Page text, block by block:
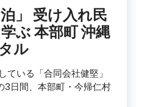
」 受け入れ民
ぶ 本部町 沖縄
ル
ている「合同会社健堅」
3日間、本部町・今帰仁村